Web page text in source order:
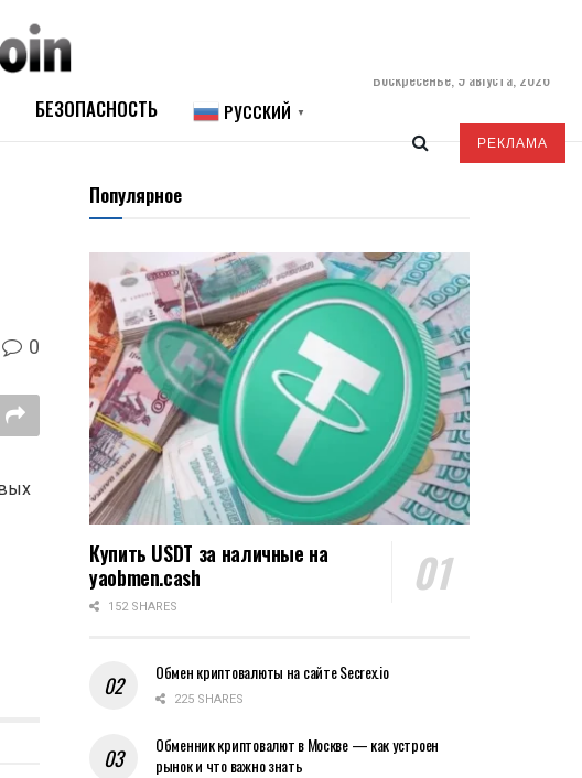
БЕЗОПАСНОСТЬ РУССКИЙ ▼
Воскресенье, 9 августа, 2026
РЕКЛАМА
0
Популярное
Купить USDT за наличные на
yaobmen.cash
152 SHARES
Обмен криптовалюты на сайте Secrex.io
225 SHARES
Обменник криптовалют в Москве — как устроен
рынок и что важно знать